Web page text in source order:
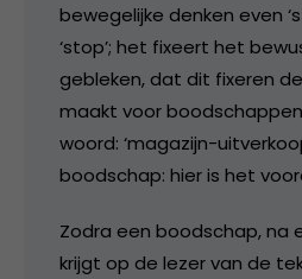
bewegelijke denken even
‘stop’; het fixeert het
gebleken, dat dit fixeren
maakt voor
woord: ‘magazijn-
boodschap: hier is het
Zodra een boodschap, na
krijgt op de lezer van de